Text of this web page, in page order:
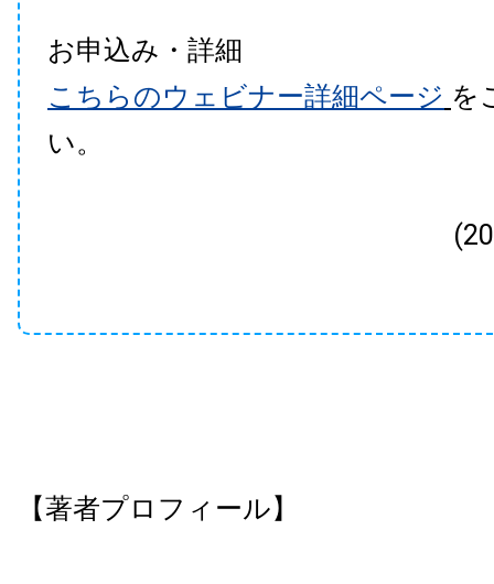
お申込み・詳細
こちらのウェビナー詳細ページ を
い。
【著者プロフィール】